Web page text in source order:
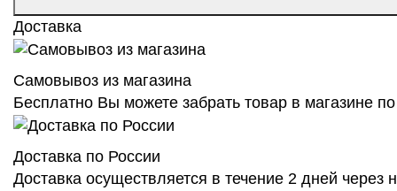
Доставка
Самовывоз из магазина
Бесплатно Вы можете забрать товар в магазине
Доставка по России
Доставка осуществляется в течение 2 дней